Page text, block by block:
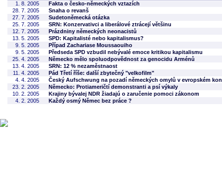
1. 8. 2005
Fakta o česko-německých vztazích
28. 7. 2005
Snaha o revanš
27. 7. 2005
Sudetoněmecká otázka
25. 7. 2005
SRN: Konzervativci a liberálové ztrácejí většinu
12. 7. 2005
Prázdniny německých neonacistů
13. 5. 2005
SPD: Kapitalisté nebo kapitalismus?
9. 5. 2005
Případ Zachariase Moussaouiho
9. 5. 2005
Předseda SPD vzbudil nebývalé emoce kritikou kapitalismu
25. 4. 2005
Německo mělo spoluodpovědnost za genocidu Arménů
13. 4. 2005
SRN: 12 % nezaměstnaost
11. 4. 2005
Pád Třetí říše: další zbytečný "velkofilm"
4. 4. 2005
Český Aufschwung na pozadí německých omylů v evropském
23. 2. 2005
Německo: Protiameričtí demonstranti a psí výkaly
10. 2. 2005
Krajiny bývalej NDR žiadajú o zaručenie pomoci zákonom
4. 2. 2005
Každý osmý Němec bez práce ?